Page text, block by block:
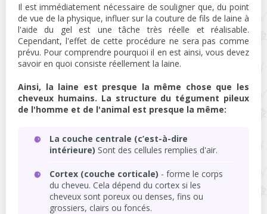
Il est immédiatement nécessaire de souligner que, du point
de vue de la physique, influer sur la couture de fils de laine à
l'aide du gel est une tâche très réelle et réalisable.
Cependant, l'effet de cette procédure ne sera pas comme
prévu. Pour comprendre pourquoi il en est ainsi, vous devez
savoir en quoi consiste réellement la laine.
Ainsi, la laine est presque la même chose que les
cheveux humains. La structure du tégument pileux
de l'homme et de l'animal est presque la même:
La couche centrale (c’est-à-dire
intérieure) Sont des cellules remplies d'air.
Cortex (couche corticale) - forme le corps
du cheveu. Cela dépend du cortex si les
cheveux sont poreux ou denses, fins ou
grossiers, clairs ou foncés.